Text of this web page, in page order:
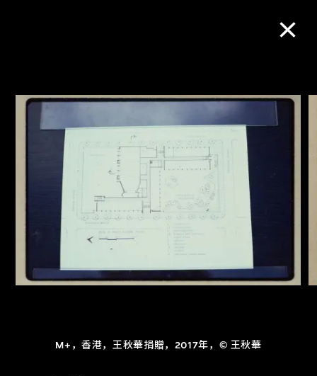
M+，香港，王秋華捐贈，2017年，© 王秋華
进一步筛选 搜索
关于M+藏品
探索世界顶级的二十及二十一世纪视觉
文化藏品。